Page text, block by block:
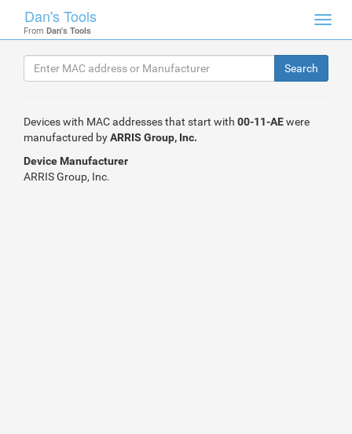
Dan's Tools
From Dan's Tools
Devices with MAC addresses that start with 00-11-AEwere
manufactured byARRIS Group, Inc.
Device Manufacturer
ARRIS Group, Inc.